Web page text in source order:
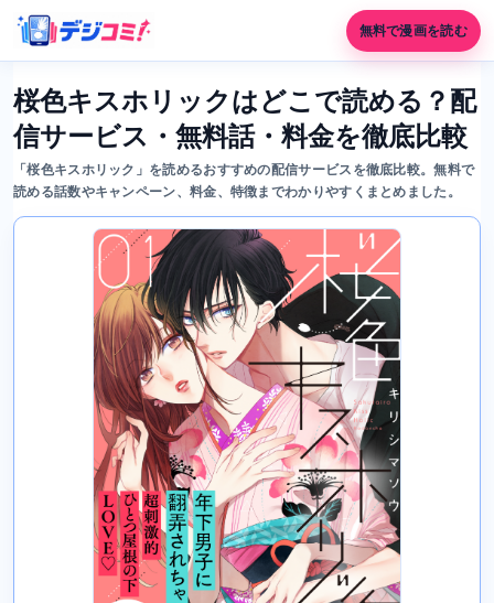
無料で漫画を読む
桜色キスホリックはどこで読める？配
信サービス・無料話・料金を徹底比較
「桜色キスホリック」を読めるおすすめの配信サービスを徹底比較。無料で
読める話数やキャンペーン、料金、特徴までわかりやすくまとめました。